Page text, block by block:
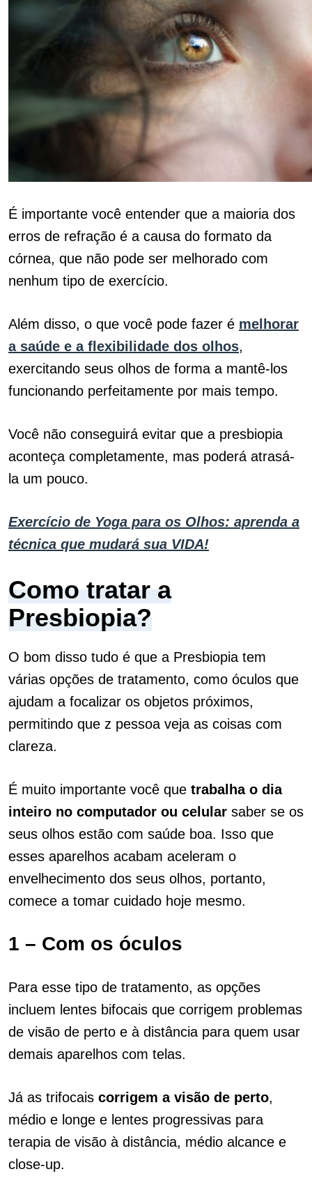
É importante você entender que a maioria dos
erros de refração é a causa do formato da
córnea, que não pode ser melhorado com
nenhum tipo de exercício.
Além disso, o que você pode fazer é melhorar
a saúde e a flexibilidade dos olhos,
exercitando seus olhos de forma a mantê-los
funcionando perfeitamente por mais tempo.
Você não conseguirá evitar que a presbiopia
aconteça completamente, mas poderá atrasá-
la um pouco.
Exercício de Yoga para os Olhos: aprenda a
técnica que mudará sua VIDA!
Como tratar a
Presbiopia?
O bom disso tudo é que a Presbiopia tem
várias opções de tratamento, como óculos que
ajudam a focalizar os objetos próximos,
permitindo que z pessoa veja as coisas com
clareza.
É muito importante você que trabalha o dia
inteiro no computador ou celular saber se os
seus olhos estão com saúde boa. Isso que
esses aparelhos acabam aceleram o
envelhecimento dos seus olhos, portanto,
comece a tomar cuidado hoje mesmo.
1 – Com os óculos
Para esse tipo de tratamento, as opções
incluem lentes bifocais que corrigem problemas
de visão de perto e à distância para quem usar
demais aparelhos com telas.
Já as trifocais corrigem a visão de perto,
médio e longe e lentes progressivas para
terapia de visão à distância, médio alcance e
close-up.